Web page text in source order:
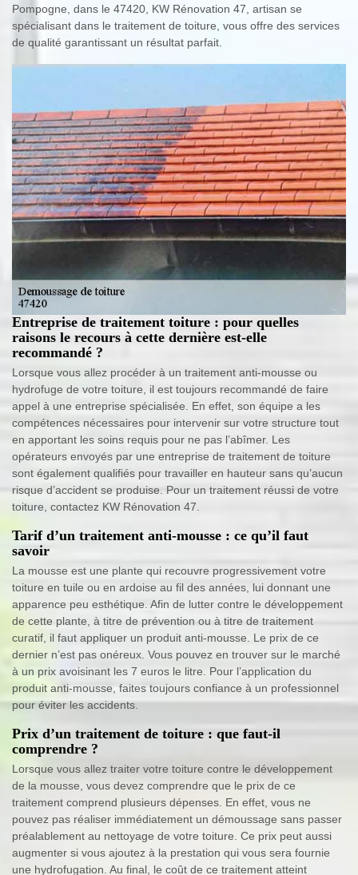
Pompogne, dans le 47420, KW Rénovation 47, artisan se
spécialisant dans le traitement de toiture, vous offre des services
de qualité garantissant un résultat parfait.
Entreprise de traitement toiture : pour quelles
raisons le recours à cette dernière est-elle
recommandé ?
Lorsque vous allez procéder à un traitement anti-mousse ou
hydrofuge de votre toiture, il est toujours recommandé de faire
appel à une entreprise spécialisée. En effet, son équipe a les
compétences nécessaires pour intervenir sur votre structure tout
en apportant les soins requis pour ne pas l’abîmer. Les
opérateurs envoyés par une entreprise de traitement de toiture
sont également qualifiés pour travailler en hauteur sans qu’aucun
risque d’accident se produise. Pour un traitement réussi de votre
toiture, contactez KW Rénovation 47.
Tarif d’un traitement anti-mousse : ce qu’il faut
savoir
La mousse est une plante qui recouvre progressivement votre
toiture en tuile ou en ardoise au fil des années, lui donnant une
apparence peu esthétique. Afin de lutter contre le développement
de cette plante, à titre de prévention ou à titre de traitement
curatif, il faut appliquer un produit anti-mousse. Le prix de ce
dernier n’est pas onéreux. Vous pouvez en trouver sur le marché
à un prix avoisinant les 7 euros le litre. Pour l’application du
produit anti-mousse, faites toujours confiance à un professionnel
pour éviter les accidents.
Prix d’un traitement de toiture : que faut-il
comprendre ?
Lorsque vous allez traiter votre toiture contre le développement
de la mousse, vous devez comprendre que le prix de ce
traitement comprend plusieurs dépenses. En effet, vous ne
pouvez pas réaliser immédiatement un démoussage sans passer
préalablement au nettoyage de votre toiture. Ce prix peut aussi
augmenter si vous ajoutez à la prestation qui vous sera fournie
une hydrofugation. Au final, le coût de ce traitement atteint